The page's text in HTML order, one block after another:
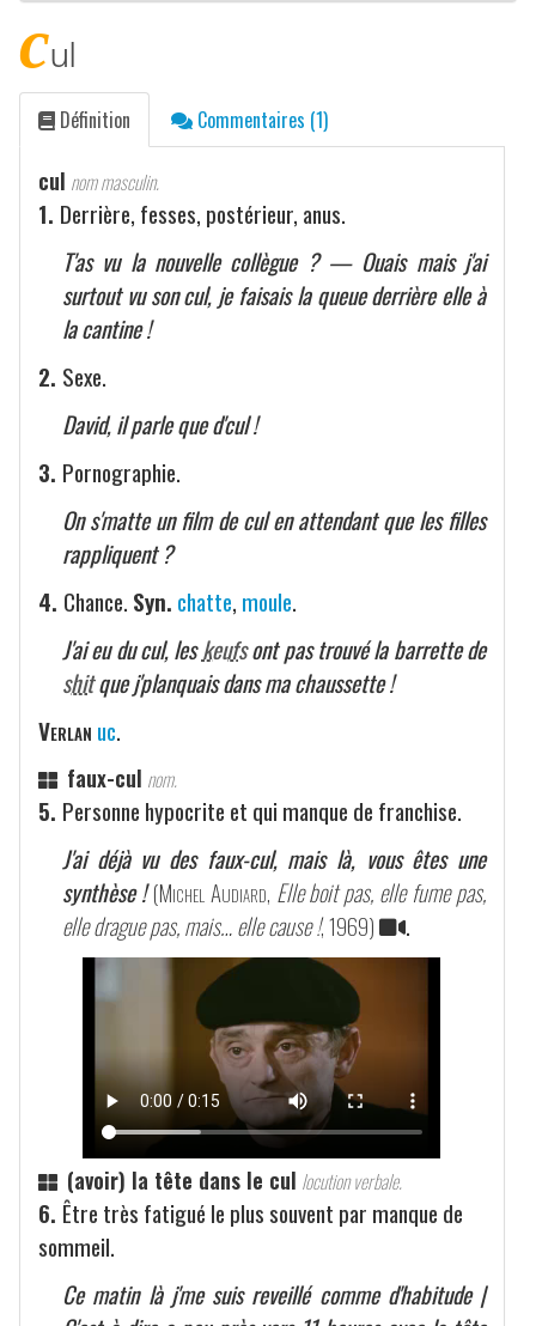
cul
Définition Commentaires (1)
cul nom masculin.
1. Derrière, fesses, postérieur, anus.
T'as vu la nouvelle collègue ? — Ouais mais j'ai
surtout vu son cul, je faisais la queue derrière elle à
la cantine !
2. Sexe.
David, il parle que d'cul !
3. Pornographie.
On s'matte un film de cul en attendant que les filles
rappliquent ?
4. Chance. Syn. chatte, moule.
J'ai eu du cul, leskeufsont pas trouvé la barrette de
shitque j'planquais dans ma chaussette !
Verlan uc.
faux-cul nom.
5. Personne hypocrite et qui manque de franchise.
J'ai déjà vu des faux-cul, mais là, vous êtes une
synthèse ! (Michel Audiard, Elle boit pas, elle fume pas,
elle drague pas, mais… elle cause !, 1969) .
(avoir) la tête dans le cul locution verbale.
6. Être très fatigué le plus souvent par manque de
sommeil.
Ce matin là j'me suis reveillé comme d'habitude |